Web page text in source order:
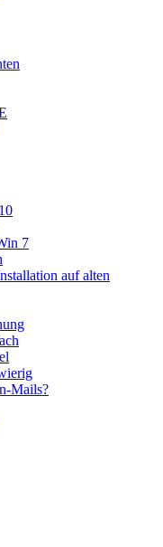
7
auf alten
Mails?